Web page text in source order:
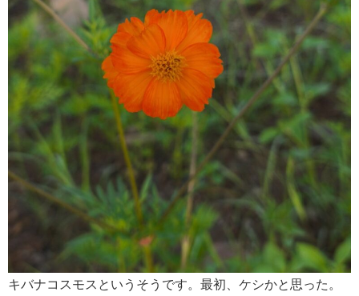
キバナコスモスというそうです。最初、ケシかと思った。